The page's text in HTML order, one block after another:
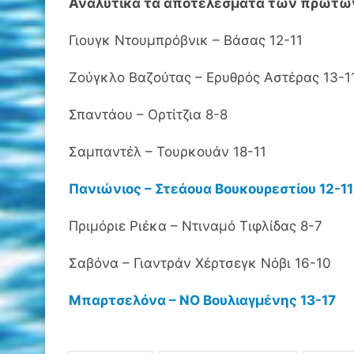
Γιουγκ Ντουμπρόβνικ – Βάσας 12-11
Ζούγκλο Βαζούτας – Ερυθρός Αστέρας 13-
Σπαντάου – Ορτίτζια 8-8
Σαμπαντέλ – Τουρκουάν 18-11
Πανιώνιος – Στεάουα Βουκουρεστίου 12-11
Πριμόριε Ριέκα – Ντιναμό Τιφλίδας 8-7
Σαβόνα – Γιαντράν Χέρτσεγκ Νόβι 16-10
Μπαρτσελόνα – ΝΟ Βουλιαγμένης 13-17